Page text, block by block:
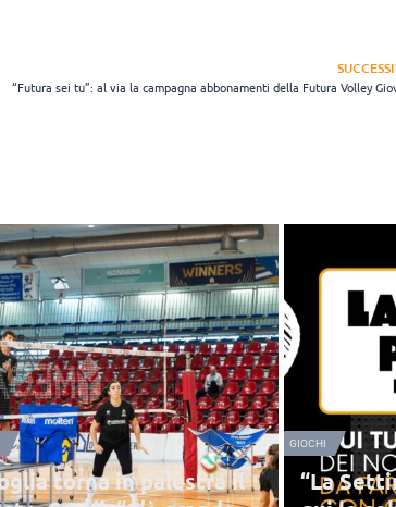
torna in palestra il
GIOCHI
“La